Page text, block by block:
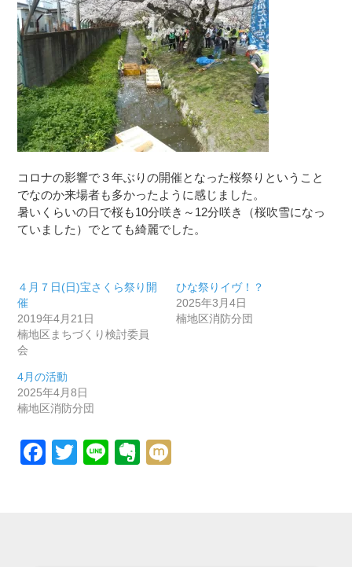
コロナの影響で３年ぶりの開催となった桜祭りということ
でなのか来場者も多かったように感じました。
暑いくらいの日で桜も10分咲き～12分咲き（桜吹雪になっ
ていました）でとても綺麗でした。
４月７日(日)宝さくら祭り開
催
2019年4月21日
楠地区まちづくり検討委員
会
ひな祭りイヴ！？
2025年3月4日
楠地区消防分団
4月の活動
2025年4月8日
楠地区消防分団
Facebook
Twitter
LineEvernote